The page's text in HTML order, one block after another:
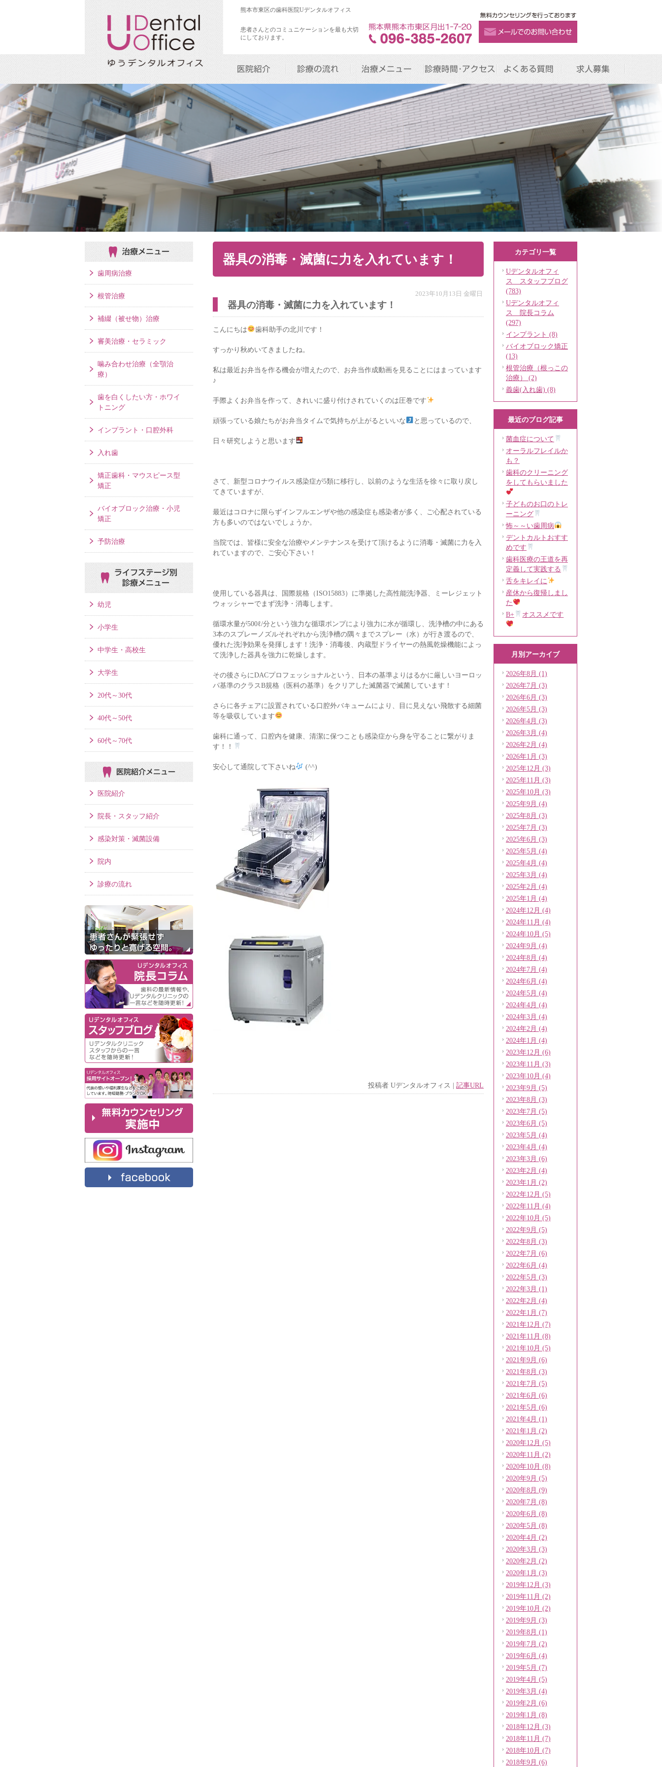
熊本市東区の歯科医院Uデンタルオフィス
患者さんとのコミュニケーションを最も大切
にしております。
医院紹介 診療の流れ 治療メニュー 診療時間･アクセス よくある質問 求人募集
器具の消毒・滅菌に力を入れています！
2023年10月13日 金曜日
器具の消毒・滅菌に力を入れています！
こんにちは 歯科助手の北川です！
すっかり秋めいてきましたね。
私は最近お弁当を作る機会が増えたので、お弁当作成動画を見ることにはまっています
♪
手際よくお弁当を作って、きれいに盛り付けされていくのは圧巻です
頑張っている娘たちがお弁当タイムで気持ちが上がるといいな と思っているので、
日々研究しようと思います
さて、新型コロナウイルス感染症が5類に移行し、以前のような生活を徐々に取り戻し
てきていますが、
最近はコロナに限らずインフルエンザや他の感染症も感染者が多く、ご心配されている
方も多いのではないでしょうか。
当院では、皆様に安全な治療やメンテナンスを受けて頂けるように消毒・滅菌に力を入
れていますので、ご安心下さい！
使用している器具は、国際規格（ISO15883）に準拠した高性能洗浄器、ミーレジェット
ウォッシャーでまず洗浄・消毒します。
循環水量が500ℓ/分という強力な循環ポンプにより強力に水が循環し、洗浄槽の中にある
3本のスプレーノズルそれぞれから洗浄槽の隅々までスプレー（水）が行き渡るので、
優れた洗浄効果を発揮します！洗浄・消毒後、内蔵型ドライヤーの熱風乾燥機能によっ
て洗浄した器具を強力に乾燥します。
その後さらにDACプロフェッショナルという、日本の基準よりはるかに厳しいヨーロッ
パ基準のクラスB規格（医科の基準）をクリアした滅菌器で滅菌しています！
さらに各チェアに設置されている口腔外バキュームにより、目に見えない飛散する細菌
等を吸収しています
歯科に通って、口腔内を健康、清潔に保つことも感染症から身を守ることに繋がりま
す！！
安心して通院して下さいね (^^)
投稿者 Uデンタルオフィス | 記事URL
カテゴリ一覧
Uデンタルオフィ
ス スタッフブログ
(783)
Uデンタルオフィ
ス 院長コラム
(297)
インプラント (8)
バイオブロック矯正
(13)
根管治療（根っこの
治療） (2)
義歯(入れ歯) (8)
最近のブログ記事
菌血症について
オーラルフレイルか
も？
歯科のクリーニング
をしてもらいました
子どものお口のトレ
ーニング
怖～～い歯周病
デントカルトおすす
めです
歯科医療の王道を再
定義して実践する
舌をキレイに
産休から復帰しまし
た
B+
オススメです
月別アーカイブ
2026年8月 (1)
2026年7月 (3)
2026年6月 (3)
2026年5月 (3)
2026年4月 (3)
2026年3月 (4)
2026年2月 (4)
2026年1月 (3)
2025年12月 (3)
2025年11月 (3)
2025年10月 (3)
2025年9月 (4)
2025年8月 (3)
2025年7月 (3)
2025年6月 (3)
2025年5月 (4)
2025年4月 (4)
2025年3月 (4)
2025年2月 (4)
2025年1月 (4)
2024年12月 (4)
2024年11月 (4)
2024年10月 (5)
2024年9月 (4)
2024年8月 (4)
2024年7月 (4)
2024年6月 (4)
2024年5月 (4)
2024年4月 (4)
2024年3月 (4)
2024年2月 (4)
2024年1月 (4)
2023年12月 (6)
2023年11月 (3)
2023年10月 (4)
2023年9月 (5)
2023年8月 (3)
2023年7月 (5)
2023年6月 (5)
2023年5月 (4)
2023年4月 (4)
2023年3月 (6)
2023年2月 (4)
2023年1月 (2)
2022年12月 (5)
2022年11月 (4)
2022年10月 (5)
2022年9月 (5)
2022年8月 (3)
2022年7月 (6)
2022年6月 (4)
2022年5月 (3)
2022年3月 (1)
2022年2月 (4)
2022年1月 (7)
2021年12月 (7)
2021年11月 (8)
2021年10月 (5)
2021年9月 (6)
2021年8月 (3)
2021年7月 (5)
2021年6月 (6)
2021年5月 (6)
2021年4月 (1)
2021年1月 (2)
2020年12月 (5)
2020年11月 (2)
2020年10月 (8)
2020年9月 (5)
2020年8月 (9)
2020年7月 (8)
2020年6月 (8)
2020年5月 (8)
2020年4月 (2)
2020年3月 (3)
2020年2月 (2)
2020年1月 (3)
2019年12月 (3)
2019年11月 (2)
2019年10月 (2)
2019年9月 (3)
2019年8月 (1)
2019年7月 (2)
2019年6月 (4)
2019年5月 (7)
2019年4月 (5)
2019年3月 (4)
2019年2月 (6)
2019年1月 (8)
2018年12月 (3)
2018年11月 (7)
2018年10月 (7)
2018年9月 (6)
治療メニュー
歯周病治療
根管治療
補綴（被せ物）治療
審美治療・セラミック
噛み合わせ治療（全顎治
療）
歯を白くしたい方・ホワイ
トニング
インプラント・口腔外科
入れ歯
矯正歯科・マウスピース型
矯正
バイオブロック治療・小児
矯正
予防治療
ライフステージ別
診療メニュー
幼児
小学生
中学生・高校生
大学生
20代～30代
40代～50代
60代～70代
医院紹介メニュー
医院紹介
院長・スタッフ紹介
感染対策・滅菌設備
院内
診療の流れ